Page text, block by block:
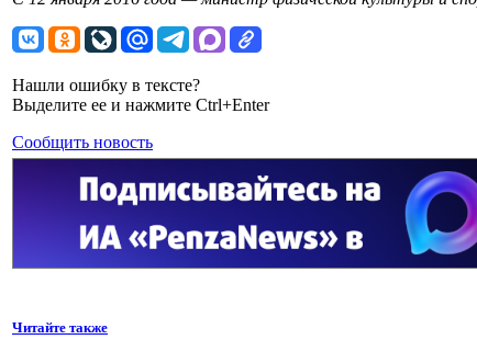
Нашли ошибку в тексте?
Выделите ее и нажмите Ctrl+Enter
Сообщить новость
Читайте также